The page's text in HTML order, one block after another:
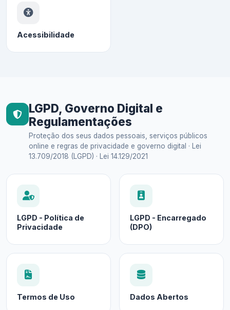
Acessibilidade
LGPD, Governo Digital e
Regulamentações
Proteção dos seus dados pessoais, serviços públicos
online e regras de privacidade e governo digital · Lei
13.709/2018 (LGPD) · Lei 14.129/2021
LGPD - Política de
Privacidade
LGPD - Encarregado
(DPO)
Termos de Uso Dados Abertos